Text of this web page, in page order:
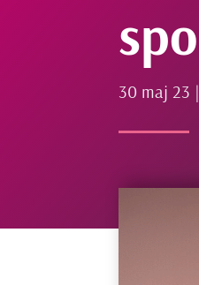
30 maj 23 |